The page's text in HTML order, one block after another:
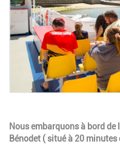
Description
Nous embarquons à bord
Bénodet ( situé à 20 minutes